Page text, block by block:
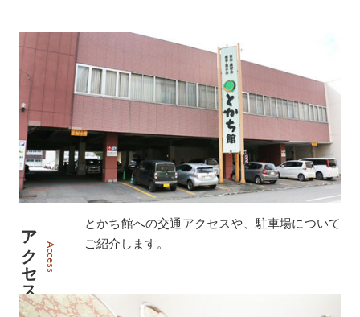
Access
アクセス
とかち館への交通アクセスや、駐車場について
ご紹介します。